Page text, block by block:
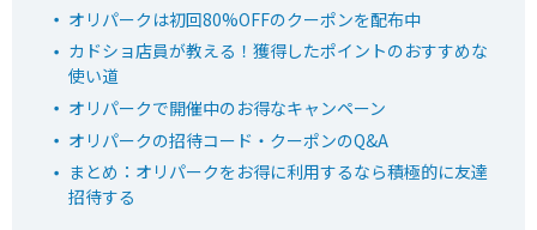
おりパンダ
新規限定アド確ガチャが6種類！
LINE連携で初回最大90％OFF
小口で当たりやすい新オンラインオリパ
招待コード EQRZ7C
オリパークは初回80%OFFのクーポンを配布中
カドショ店員が教える！獲得したポイントのおすすめな
使い道
オリパークで開催中のお得なキャンペーン
オリパークの招待コード・クーポンのQ&A
まとめ：オリパークをお得に利用するなら積極的に友達
招待する